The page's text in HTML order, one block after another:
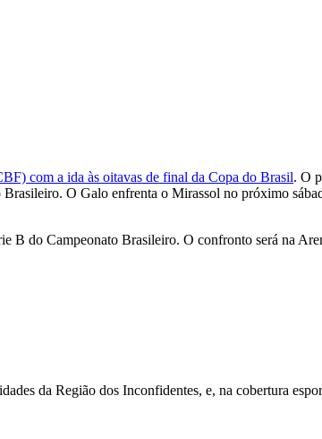
com a ida às oitavas de final da Copa do Brasil. O
O Galo enfrenta o Mirassol no próximo
B do Campeonato Brasileiro. O confronto será na
da Região dos Inconfidentes, e, na cobertura